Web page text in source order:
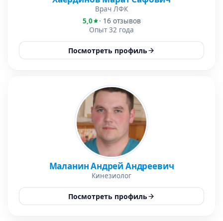
Врач ЛФК
5,0
· 16 отзывов
Опыт 32 года
Посмотреть профиль
Маланин Андрей Андреевич
Кинезиолог
Посмотреть профиль